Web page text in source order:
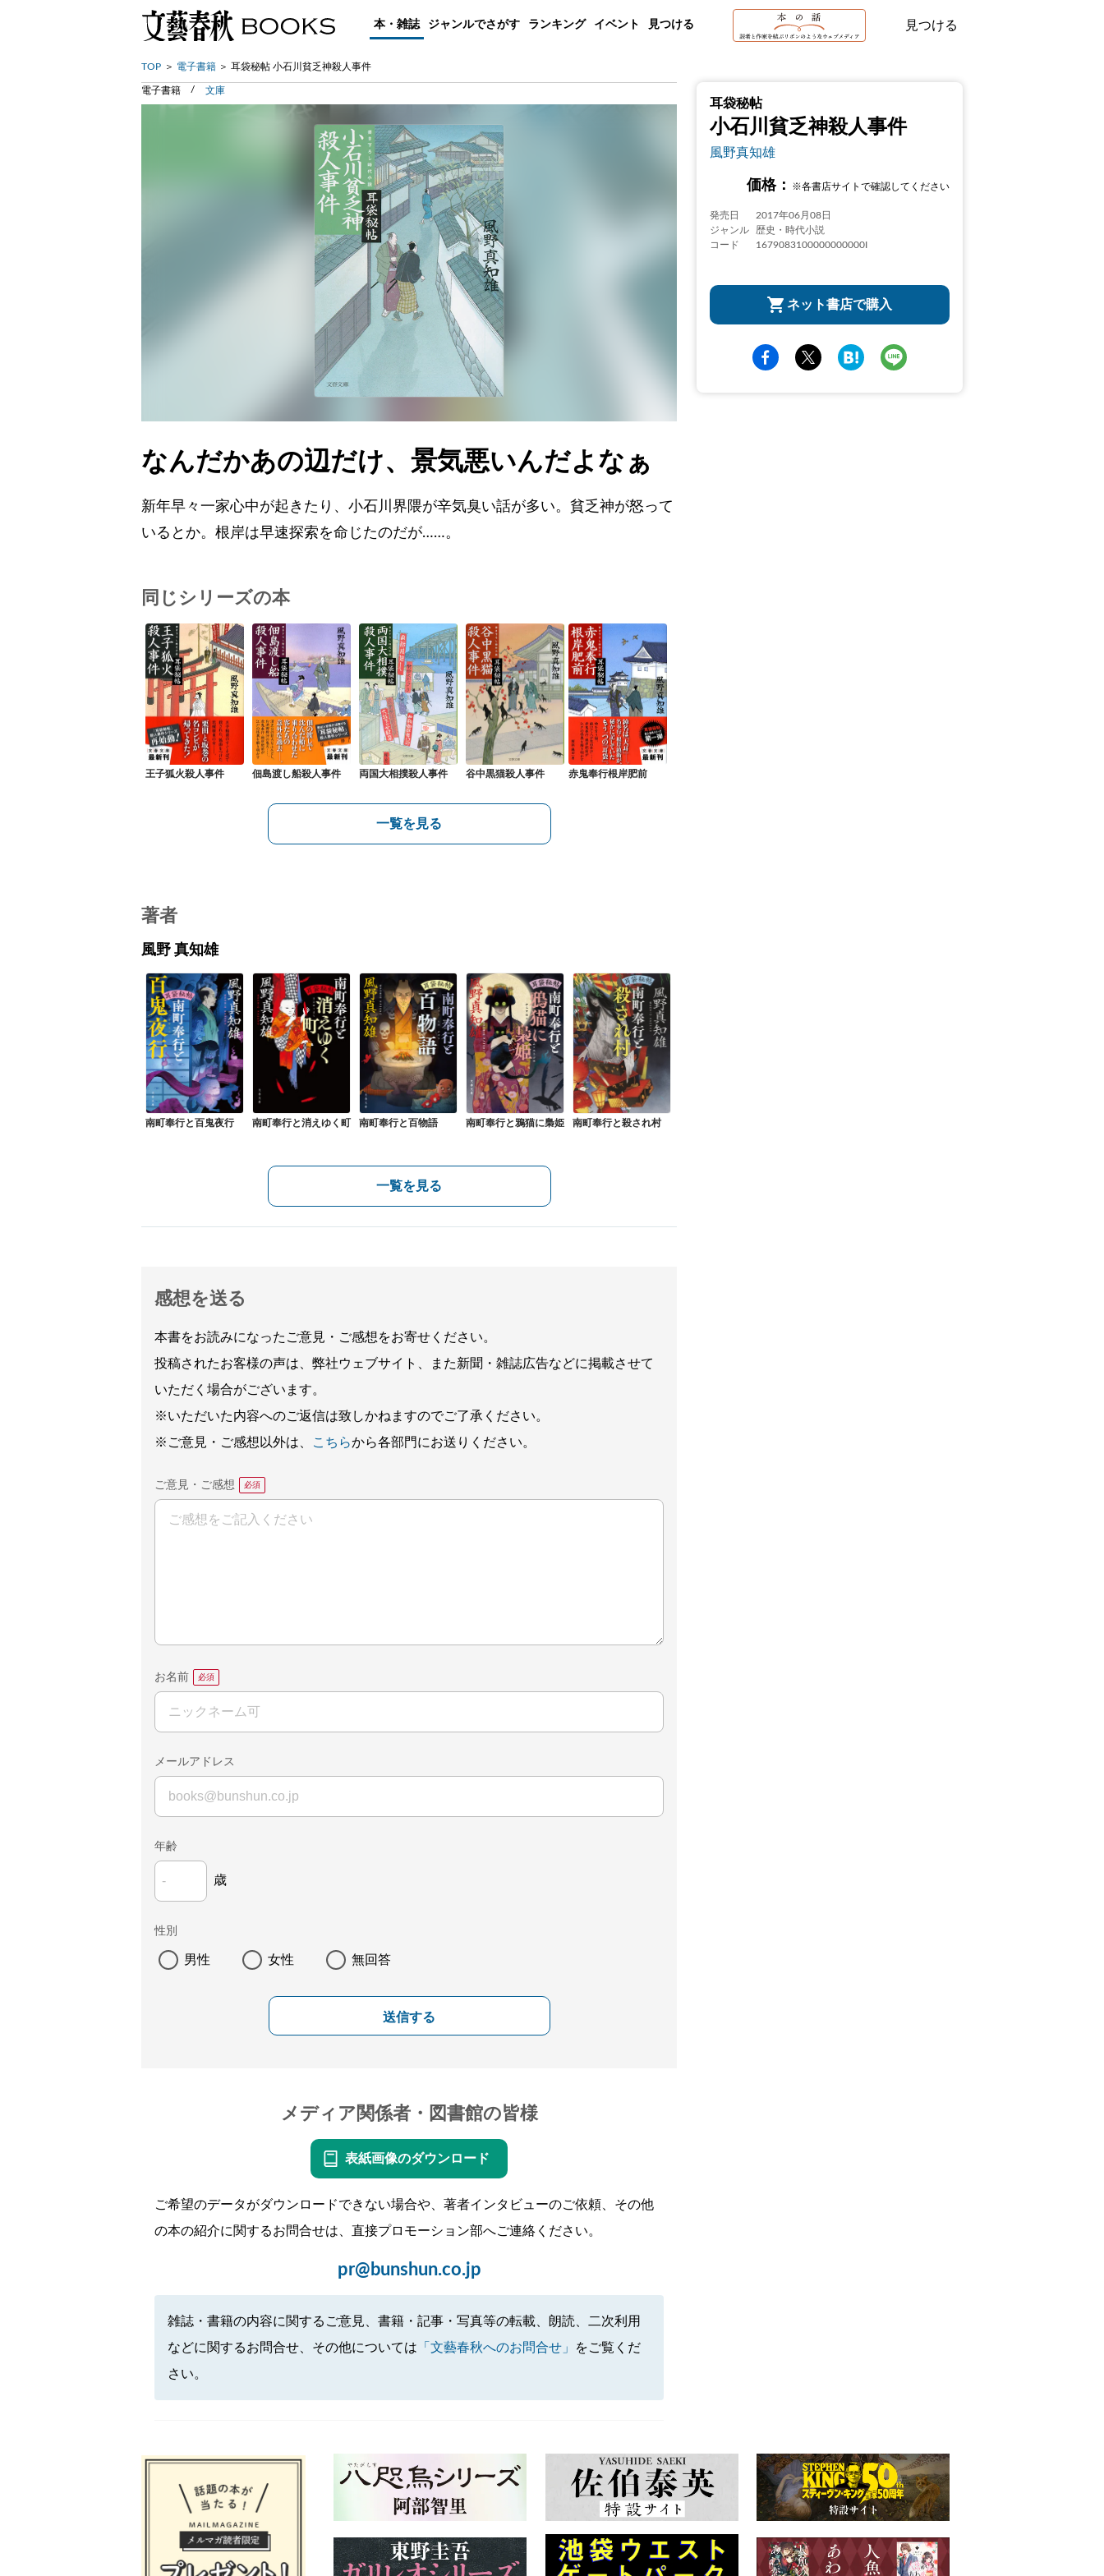
本・雑誌 ジャンルでさがす ランキング イベント 見つける 見つける
TOP 電子書籍 耳袋秘帖 小石川貧乏神殺人事件
耳袋秘帖
小石川貧乏神殺人事件
風野真知雄
価格： ※各書店サイトで確認してください
発売日
2017年06月08日
ジャンル
歴史・時代小説
コード
1679083100000000000I
ネット書店で購入
電子書籍 文庫
なんだかあの辺だけ、景気悪いんだよなぁ
新年早々一家心中が起きたり、小石川界隈が辛気臭い話が多い。貧乏神が怒って
いるとか。根岸は早速探索を命じたのだが……。
同じシリーズの本
王子狐火殺人事件 佃島渡し船殺人事件 両国大相撲殺人事件 谷中黒猫殺人事件 赤鬼奉行根岸肥前
一覧を見る
著者
風野 真知雄
南町奉行と百鬼夜行 南町奉行と消えゆく町 南町奉行と百物語 南町奉行と鴉猫に梟姫 南町奉行と殺され村
一覧を見る
感想を送る
本書をお読みになったご意見・ご感想をお寄せください。
投稿されたお客様の声は、弊社ウェブサイト、また新聞・雑誌広告などに掲載させて
いただく場合がございます。
※いただいた内容へのご返信は致しかねますのでご了承ください。
※ご意見・ご感想以外は、
こちらから各部門にお送りください。
ご意見・ご感想
お名前
メールアドレス
年齢
歳
性別
男性 女性 無回答
送信する
メディア関係者・図書館の皆様
表紙画像のダウンロード
ご希望のデータがダウンロードできない場合や、著者インタビューのご依頼、その他
の本の紹介に関するお問合せは、直接プロモーション部へご連絡ください。
pr@bunshun.co.jp
雑誌・書籍の内容に関するご意見、書籍・記事・写真等の転載、朗読、二次利用
などに関するお問合せ、その他については 「文藝春秋へのお問合せ」
をご覧くだ
さい。